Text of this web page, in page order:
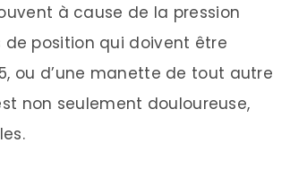
à cause de la pression
position qui doivent être
ou d’une manette de tout autre
non seulement douloureuse,